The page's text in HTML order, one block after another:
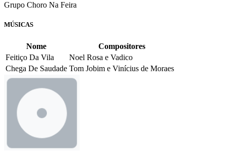
Grupo Choro Na Feira
MÚSICAS
Nome
Compositores
Feitiço Da Vila
Noel Rosa e Vadico
Chega De Saudade Tom Jobim e Vinícius de Moraes